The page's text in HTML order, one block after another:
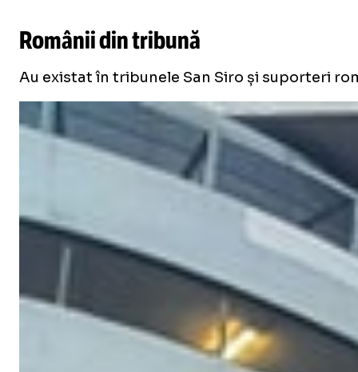
Românii din tribună
Au existat în tribunele San Siro și suporteri